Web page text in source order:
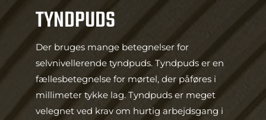
TYNDPUDS
Der bruges mange betegnelser for
selvnivellerende tyndpuds. Tyndpuds er en
fællesbetegnelse for mørtel, der påføres i
millimeter tykke lag. Tyndpuds er meget
velegnet ved krav om hurtig arbejdsgang i